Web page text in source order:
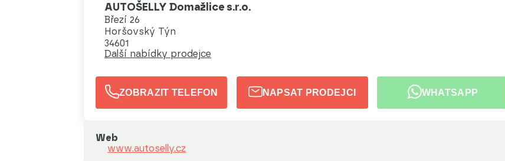
AUTOŠELLY Domažlice s.r.o.
Březí 26
Horšovský Týn
34601
Další nabídky prodejce
ZOBRAZIT TELEFON NAPSAT PRODEJCI WHATSAPP
Web
www.autoselly.cz